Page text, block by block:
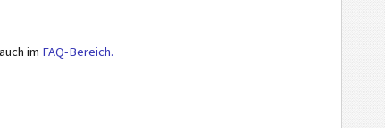
im FAQ-Bereich.